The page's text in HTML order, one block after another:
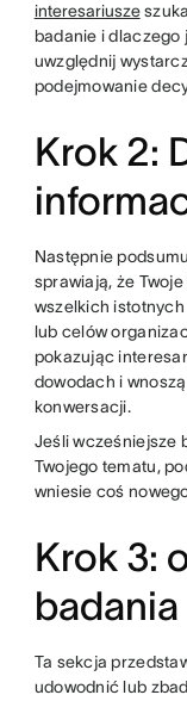
interesariusze
badanie i dlaczego
uwzględnij
podejmowanie
Krok 2:
Następnie
sprawiają, że
wszelkich
lub celów
pokazując
dowodach i
konwersacji.
Jeśli wcześniejsze
Twojego tematu,
wniesie coś
Krok 3:
badania
Ta sekcja
udowodnić lub